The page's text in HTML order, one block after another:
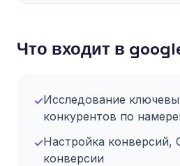
Что входит в
✓Исследование
конкурентов по
✓Настройка конверсий,
конверсии